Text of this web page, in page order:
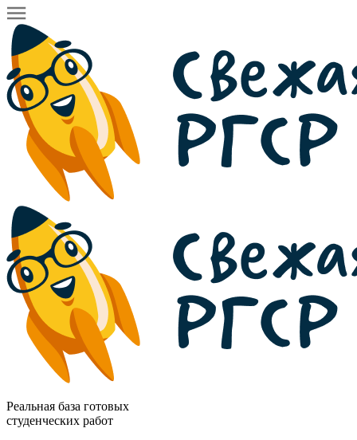
Реальная база готовых
студенческих работ